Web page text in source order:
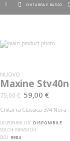
CHITARRA E BASSO
Vai
alla
galleria
di
immagini
galleria
di
immagini
NUOVO
Maxine
75,00 € 59,00 €
Chitarra Classica 3/4 Nera
DISPONIBILITA':DISPONIBILE
SOLO1 RIMASTO/I
SKU 9984